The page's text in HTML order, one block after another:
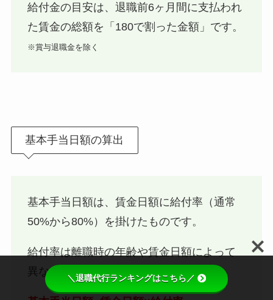
給付金の目安は、退職前6ヶ月間に支払われ
た賃金の総額を「180で割った金額」です。
※賞与退職金を除く
基本手当日額の算出
基本手当日額は、賃金日額に給付率（通常
50%から80%）を掛けたものです。
給付率は離職時の年齢や賃金日額によって
異なります。
＼退職代行ランキングはこちら／